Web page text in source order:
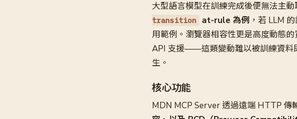
大型語言模型在訓練完成後便無法主
transition
at-rule 為例 ，若 LLM
用範例。瀏覽器相容性更是高度動態
API 支援——這類變動難以被訓練資料
生。
核心功能
MDN MCP Server 透過遠端 HTTP 傳